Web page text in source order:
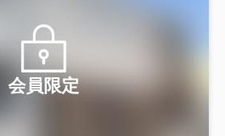
会員限定